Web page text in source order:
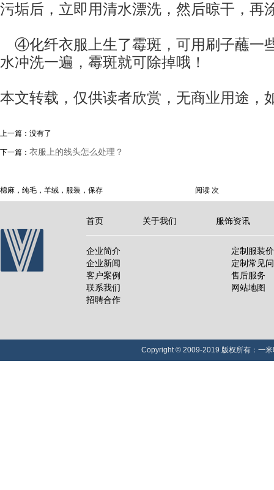
污垢后，立即用清水漂洗，然后晾干，再
④化纤衣服上生了霉斑，可用刷子蘸一
水冲洗一遍，霉斑就可除掉哦！
本文转载，仅供读者欣赏，无商业用途，
上一篇：没有了
下一篇： 衣服上的线头怎么处理？
棉麻，纯毛，羊绒，服装，保存 阅读次
首页 关于我们 服饰资讯
企业简介
企业新闻
客户案例
联系我们
招聘合作
定制服装
定制常见
售后服务
网站地图
Copyright © 2009-2019 版权所有：一